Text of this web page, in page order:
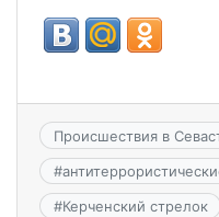
Происшествия в
#
#Керченский стрелок